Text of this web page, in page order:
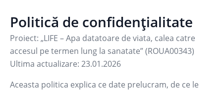
Politică de confidențialitate
Proiect: „LIFE – Apa datatoare de viata, calea catre
accesul pe termen lung la sanatate” (ROUA00343)
Ultima actualizare: 23.01.2026
Aceasta politica explica ce date prelucram, de ce le